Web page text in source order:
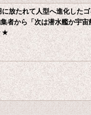
放たれて人型へ進化した
者から「次は潜水艦か宇